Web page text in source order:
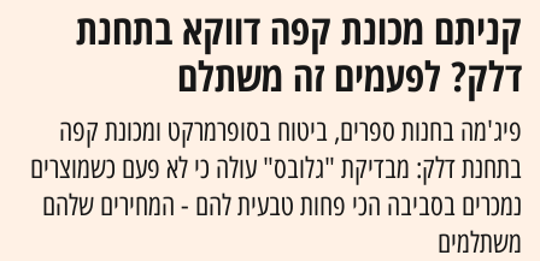
קניתם מכונת קפה דווקא בתחנת
דלק? לפעמים זה משתלם
פיג'מה בחנות ספרים, ביטוח בסופרמרקט ומכונת קפה
בתחנת דלק: מבדיקת "גלובס" עולה כי לא פעם כשמוצרים
נמכרים בסביבה הכי פחות טבעית להם - המחירים שלהם
משתלמים